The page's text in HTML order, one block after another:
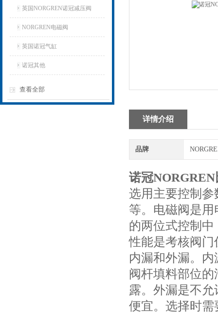
英国NORGREN诺冠减压阀
NORGREN电磁阀
英国诺冠气缸
诺冠其他
查看全部
详情介绍
品牌
诺冠
选用主要控制
等。电磁阀是
的两位式控制
性能是考核阀
内漏和外漏。
阀杆填料部位
露。外漏是不
便宜。选择时